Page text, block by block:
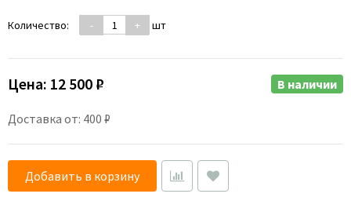
Количество: - + шт
Цена: 12 500 ₽
Доставка от: 400 ₽
В наличии
Добавить в корзину